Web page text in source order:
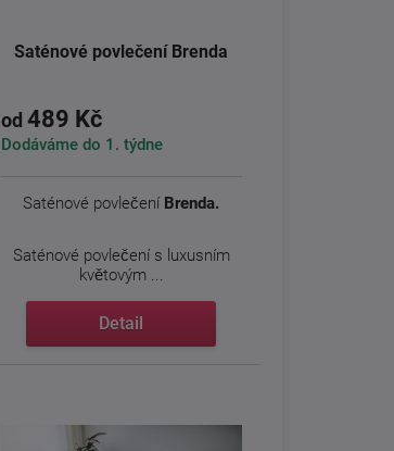
Saténové povlečení Brenda
od 489 Kč
Dodáváme do 1. týdne
Saténové povlečení Brenda.
Saténové povlečení s luxusním
květovým ...
Detail